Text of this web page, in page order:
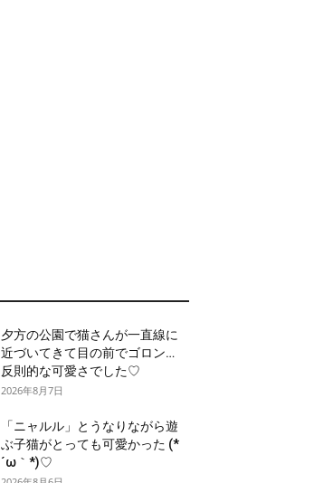
夕方の公園で猫さんが一直線に
近づいてきて目の前でゴロン…
反則的な可愛さでした♡
2026年8月7日
「ニャルル」とうなりながら遊
ぶ子猫がとっても可愛かった (*
´ω｀*)♡